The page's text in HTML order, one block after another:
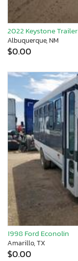
2022 Keystone Trailer
Albuquerque, NM
$0.00
1998 Ford Econolin
Amarillo, TX
$0.00